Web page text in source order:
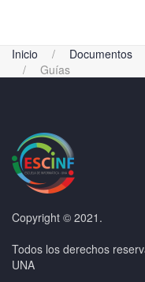
Inicio Documentos
Guías
Copyright © 2021.
Todos los derechos
UNA